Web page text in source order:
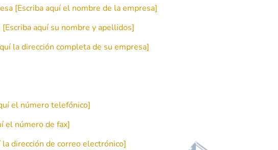
[Escriba aquí el nombre de la empresa]
aquí su nombre y apellidos]
la dirección completa de su empresa]
el número telefónico]
el número de fax]
la dirección de correo electrónico]